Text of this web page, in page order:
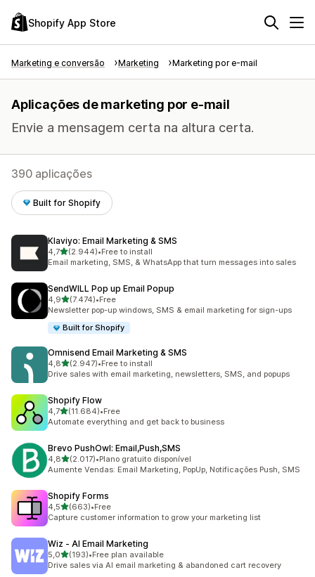
Shopify App Store
Marketing e conversão Marketing Marketing por e-mail
Aplicações de marketing por e-mail
Envie a mensagem certa na altura certa.
390 aplicações
Built for Shopify
Klaviyo: Email Marketing & SMS
4,7de 5 estrelas
(2.944)
2944 total de avaliações
•Free to install
Email marketing, SMS, & WhatsApp that turn messages into sales
SendWILL Pop up Email Popup
4,9de 5 estrelas
(7.474)
7474 total de avaliações
•Free
Newsletter pop-up windows, SMS & email marketing for sign-ups
Built for Shopify
Omnisend Email Marketing & SMS
4,8de 5 estrelas
(2.947)
2947 total de avaliações
•Free to install
Drive sales with email marketing, newsletters, SMS, and popups
Shopify Flow
4,7de 5 estrelas
(11.684)
11684 total de avaliações
•Free
Automate everything and get back to business
Brevo PushOwl: Email,Push,SMS
4,8de 5 estrelas
(2.017)
2017 total de avaliações
•Plano gratuito disponível
Aumente Vendas: Email Marketing, PopUp, Notificações Push, SMS
Shopify Forms
4,5de 5 estrelas
(663)
663 total de avaliações
•Free
Capture customer information to grow your marketing list
Wiz ‑ AI Email Marketing
5,0de 5 estrelas
(193)
193 total de avaliações
•Free plan available
Drive sales via AI email marketing & abandoned cart recovery